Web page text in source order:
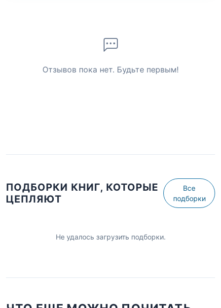
Отзывов пока нет. Будьте первым!
ПОДБОРКИ КНИГ, КОТОРЫЕ
ЦЕПЛЯЮТ
Все
подборки
Не удалось загрузить подборки.